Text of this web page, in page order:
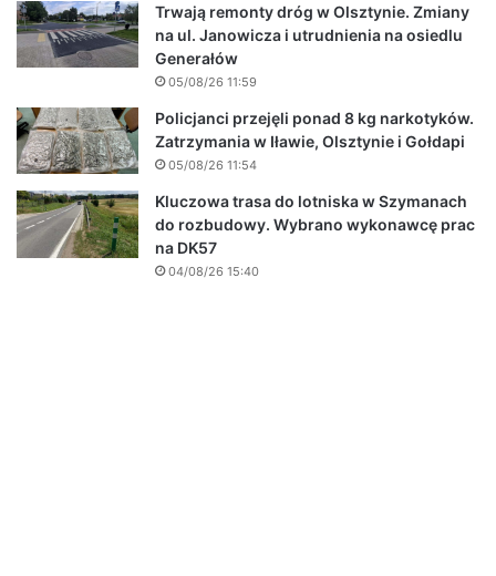
Trwają remonty dróg w Olsztynie. Zmiany
na ul. Janowicza i utrudnienia na osiedlu
Generałów
05/08/26 11:59
Policjanci przejęli ponad 8 kg narkotyków.
Zatrzymania w Iławie, Olsztynie i Gołdapi
05/08/26 11:54
Kluczowa trasa do lotniska w Szymanach
do rozbudowy. Wybrano wykonawcę prac
na DK57
04/08/26 15:40